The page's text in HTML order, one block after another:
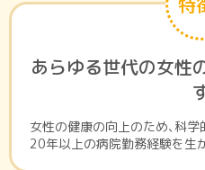
あらゆる世代の女性
女性の健康の向上のため､科学
20年以上の病院勤務経験を生